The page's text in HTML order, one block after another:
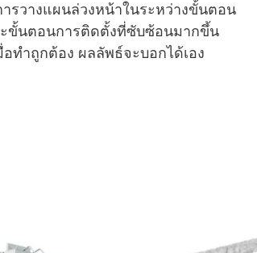
รวางแผนล่วงหน้าในระหว่างขั้นตอน
ะขั้นตอนการติดตั้งที่ซับซ้อนมากขึ้น
ทำถูกต้อง ผลลัพธ์จะบอกได้เอง